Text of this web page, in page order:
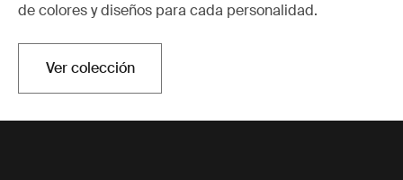
de colores y diseños para cada personalidad.
Ver colección